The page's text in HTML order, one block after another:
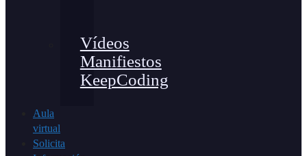
Vídeos
Manifiestos
KeepCoding
Aula
virtual
Solicita